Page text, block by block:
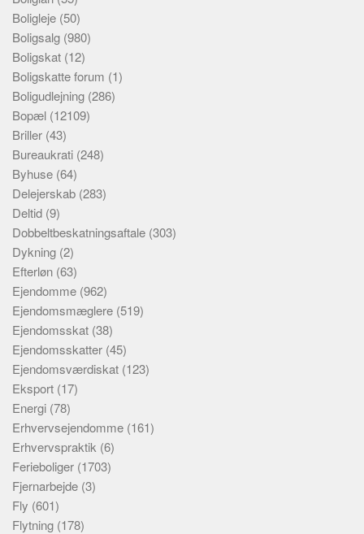
Boligleje (50)
Boligsalg (980)
Boligskat (12)
Boligskatte forum (1)
Boligudlejning (286)
Bopæl (12109)
Briller (43)
Bureaukrati (248)
Byhuse (64)
Delejerskab (283)
Deltid (9)
Dobbeltbeskatningsaftale (303)
Dykning (2)
Efterløn (63)
Ejendomme (962)
Ejendomsmæglere (519)
Ejendomsskat (38)
Ejendomsskatter (45)
Ejendomsværdiskat (123)
Eksport (17)
Energi (78)
Erhvervsejendomme (161)
Erhvervspraktik (6)
Ferieboliger (1703)
Fjernarbejde (3)
Fly (601)
Flytning (178)